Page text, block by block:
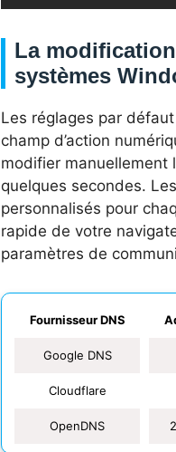
La
systèmes
Les réglages par
champ d’action
modifier manuellement
quelques secondes.
personnalisés pour
rapide de votre
paramètres de
Fournisseur DNS
Google DNS
Cloudflare
OpenDNS